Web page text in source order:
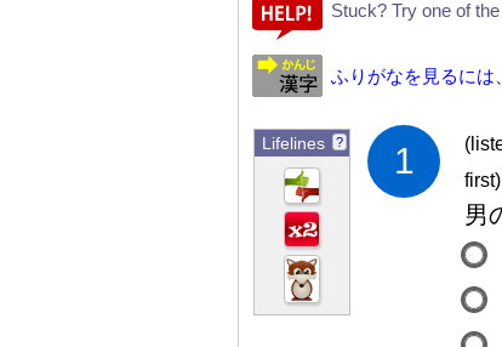
Stuck? Try one of the
ふりがなを見るには
Lifelines ? 1
first)
男